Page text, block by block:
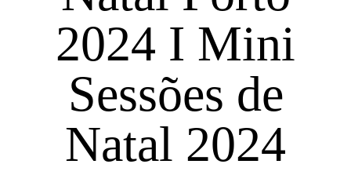
2024 I Mini
Sessões de
Natal 2024